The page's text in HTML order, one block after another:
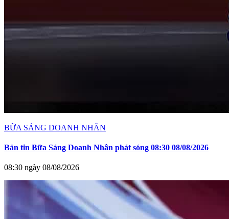
BỮA SÁNG DOANH NHÂN
Bản tin Bữa Sáng Doanh Nhân phát sóng 08:30 08/08/2026
08:30 ngày 08/08/2026